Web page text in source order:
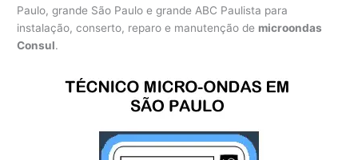
Paulo, grande São Paulo e grande ABC Paulista para
instalação, conserto, reparo e manutenção de microondas
Consul.